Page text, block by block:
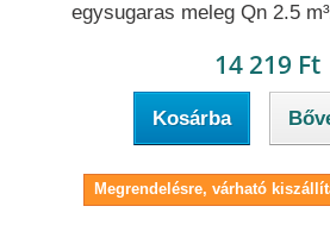
egysugaras meleg Qn 2.5
14 219 Ft
Kosárba
Megrendelésre, várható